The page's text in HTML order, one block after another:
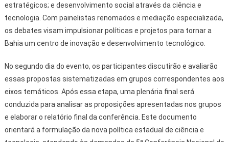
estratégicos; e desenvolvimento social através da ciência e
tecnologia. Com painelistas renomados e mediação especializada,
os debates visam impulsionar políticas e projetos para tornar a
Bahia um centro de inovação e desenvolvimento tecnológico.
No segundo dia do evento, os participantes discutirão e avaliarão
essas propostas sistematizadas em grupos correspondentes aos
eixos temáticos. Após essa etapa, uma plenária final será
conduzida para analisar as proposições apresentadas nos grupos
e elaborar o relatório final da conferência. Este documento
orientará a formulação da nova política estadual de ciência e